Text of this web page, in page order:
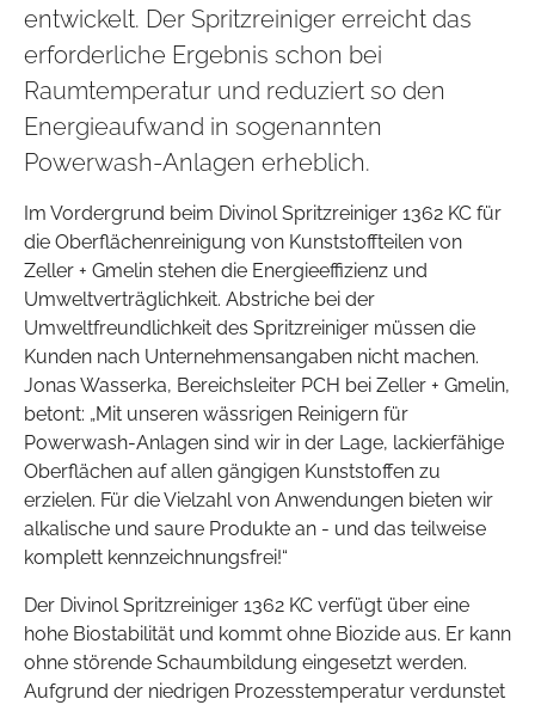
entwickelt. Der Spritzreiniger erreicht das
erforderliche Ergebnis schon bei
Raumtemperatur und reduziert so den
Energieaufwand in sogenannten
Powerwash-Anlagen erheblich.
Im Vordergrund beim Divinol Spritzreiniger 1362 KC für
die Oberflächenreinigung von Kunststoffteilen von
Zeller + Gmelin stehen die Energieeffizienz und
Umweltverträglichkeit. Abstriche bei der
Umweltfreundlichkeit des Spritzreiniger müssen die
Kunden nach Unternehmensangaben nicht machen.
Jonas Wasserka, Bereichsleiter PCH bei Zeller + Gmelin,
betont: „Mit unseren wässrigen Reinigern für
Powerwash-Anlagen sind wir in der Lage, lackierfähige
Oberflächen auf allen gängigen Kunststoffen zu
erzielen. Für die Vielzahl von Anwendungen bieten wir
alkalische und saure Produkte an - und das teilweise
komplett kennzeichnungsfrei!“
Der Divinol Spritzreiniger 1362 KC verfügt über eine
hohe Biostabilität und kommt ohne Biozide aus. Er kann
ohne störende Schaumbildung eingesetzt werden.
Aufgrund der niedrigen Prozesstemperatur verdunstet